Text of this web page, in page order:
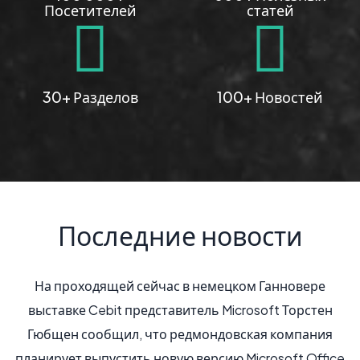
Посетителей
статей
30+ Разделов 100+ Новостей
Последние новости
в немецком Ганновере
Microsoft Торстен
редмондовская компания
В Google раздел
мобильной версии
странице. Ранее в